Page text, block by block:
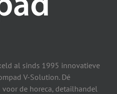
al sinds 1995 innovatieve
V-Solution. Dé
de horeca, detailhandel